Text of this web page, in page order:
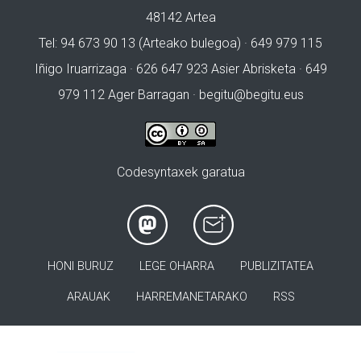
48142 Artea
Tel: 94 673 90 13 (Arteako bulegoa) · 649 979 115
Iñigo Iruarrizaga · 626 647 923 Asier Abrisketa · 649
979 112 Ager Barragan · begitu@begitu.eus
Codesyntaxek garatua
HONI BURUZ LEGE OHARRA PUBLIZITATEA
ARAUAK HARREMANETARAKO RSS